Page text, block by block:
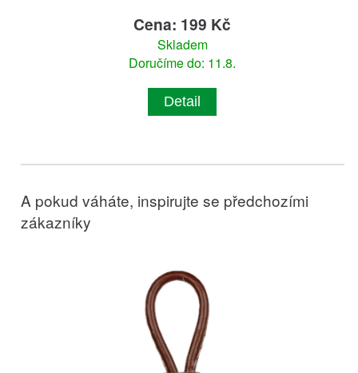
Cena: 199 Kč
Skladem
Doručíme do: 11.8.
Detail
A pokud váháte, inspirujte se předchozími
zákazníky